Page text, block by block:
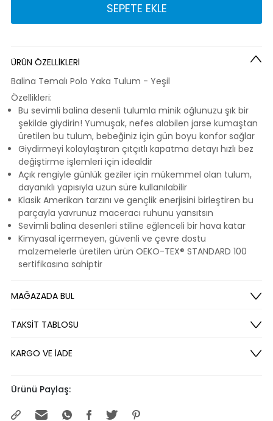
SEPETE EKLE
ÜRÜN ÖZELLİKLERİ
Balina Temalı Polo Yaka Tulum - Yeşil
Özellikleri:
Bu sevimli balina desenli tulumla minik oğlunuzu şık bir
şekilde giydirin! Yumuşak, nefes alabilen jarse kumaştan
üretilen bu tulum, bebeğiniz için gün boyu konfor sağlar
Giydirmeyi kolaylaştıran çıtçıtlı kapatma detayı hızlı bez
değiştirme işlemleri için idealdir
Açık rengiyle günlük geziler için mükemmel olan tulum,
dayanıklı yapısıyla uzun süre kullanılabilir
Klasik Amerikan tarzını ve gençlik enerjisini birleştiren bu
parçayla yavrunuz maceracı ruhunu yansıtsın
Sevimli balina desenleri stiline eğlenceli bir hava katar
Kimyasal içermeyen, güvenli ve çevre dostu
malzemelerle üretilen ürün OEKO-TEX® STANDARD 100
sertifikasına sahiptir
MAĞAZADA BUL
TAKSİT TABLOSU
KARGO VE İADE
Ürünü Paylaş: